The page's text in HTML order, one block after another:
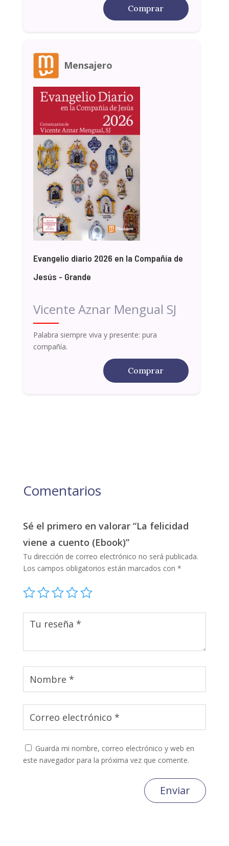
Comprar
Mensajero
Evangelio diario 2026 en la Compañía de
Jesús - Grande
Vicente Aznar Mengual SJ
Palabra siempre viva y presente: pura
compañía.
Comprar
Comentarios
Sé el primero en valorar “La felicidad
viene a cuento (Ebook)”
Tu dirección de correo electrónico no será publicada.
Los campos obligatorios están marcados con *
Guarda mi nombre, correo electrónico y web en
este navegador para la próxima vez que comente.
Enviar